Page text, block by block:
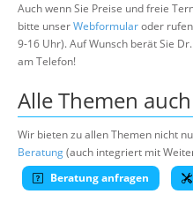
Auch wenn Sie Preise und freie
bitte unserWebformularoder
9-16 Uhr). Auf Wunsch berät Sie
am Telefon!
Alle Themen
Wir bieten zu allen Themen nicht
Beratung(auch integriert mit
Beratung anfragen